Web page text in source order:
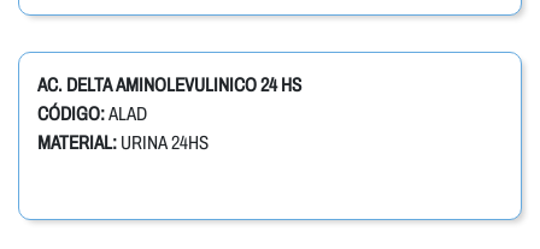
AC. DELTA AMINOLEVULINICO 24 HS
CÓDIGO:ALAD
MATERIAL: URINA 24HS